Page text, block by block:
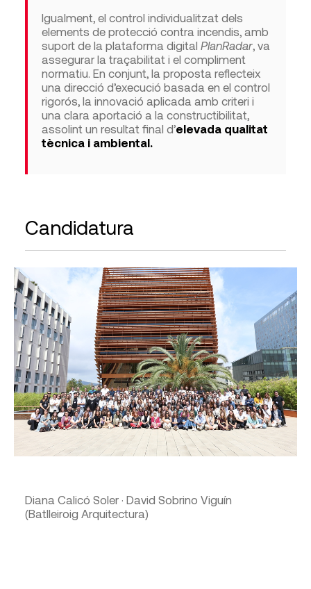
Igualment, el control individualitzat dels
elements de protecció contra incendis, amb
suport de la plataforma digital PlanRadar, va
assegurar la traçabilitat i el compliment
normatiu. En conjunt, la proposta reflecteix
una direcció d’execució basada en el control
rigorós, la innovació aplicada amb criteri i
una clara aportació a la constructibilitat,
assolint un resultat final d’elevada qualitat
tècnica i ambiental.
Candidatura
Diana Calicó Soler · David Sobrino Viguín
(Batlleiroig Arquitectura)